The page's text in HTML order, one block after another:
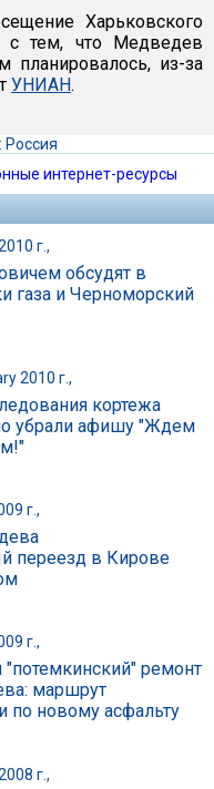
Харьковского
с тем, что Медведев
планировалось, из-за
УНИАН.
Россия
интернет-ресурсы
г.,
обсудят в
газа и Черноморский
2010 г.,
кортежа
убрали афишу "Ждем
г.,
переезд в Кирове
г.,
ремонт
маршрут
по новому асфальту
г.,